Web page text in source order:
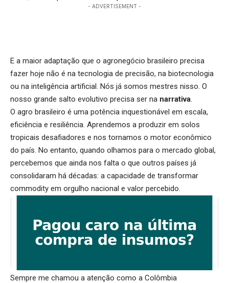
- ADVERTISEMENT -
E a maior adaptação que o agronegócio brasileiro precisa
fazer hoje não é na tecnologia de precisão, na biotecnologia
ou na inteligência artificial. Nós já somos mestres nisso. O
nosso grande salto evolutivo precisa ser na narrativa.
O agro brasileiro é uma potência inquestionável em escala,
eficiência e resiliência. Aprendemos a produzir em solos
tropicais desafiadores e nos tornamos o motor econômico
do país. No entanto, quando olhamos para o mercado global,
percebemos que ainda nos falta o que outros países já
consolidaram há décadas: a capacidade de transformar
commodity em orgulho nacional e valor percebido.
Sempre me chamou a atenção como a Colômbia